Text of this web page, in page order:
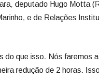
deputado Hugo Motta
e de Relações
do que isso. Nós faremos
redução de 2 horas.